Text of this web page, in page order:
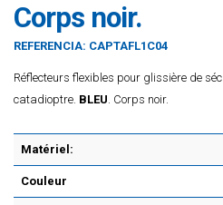
Corps noir.
REFERENCIA: CAPTAFL1C04
Réflecteurs flexibles pour glissière de
catadioptre. BLEU. Corps noir.
Matériel:
Couleur